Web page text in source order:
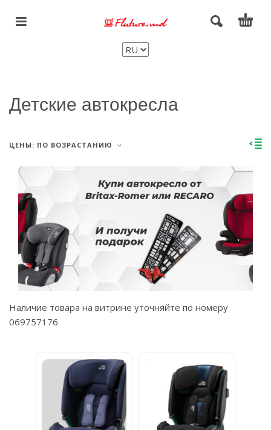
Детские автокресла
ЦЕНЫ: ПО ВОЗРАСТАНИЮ
Наличие товара на витрине уточняйте по номеру
069757176